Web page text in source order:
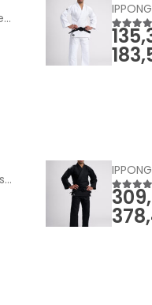
Tape Lab Athletic Finger Tape (5-Pack)
IPPONGEAR Club 2 pojas - jednobojni
4.50od
4.00od